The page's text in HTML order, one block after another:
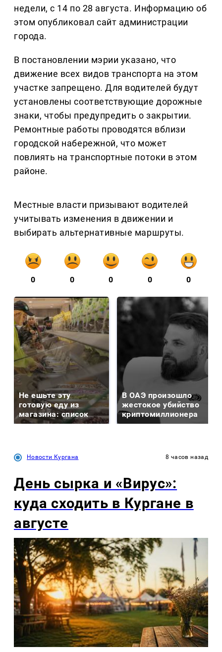
недели, с 14 по 28 августа. Информацию об
этом опубликовал сайт администрации
города.
В постановлении мэрии указано, что
движение всех видов транспорта на этом
участке запрещено. Для водителей будут
установлены соответствующие дорожные
знаки, чтобы предупредить о закрытии.
Ремонтные работы проводятся вблизи
городской набережной, что может
повлиять на транспортные потоки в этом
районе.
Местные власти призывают водителей
учитывать изменения в движении и
выбирать альтернативные маршруты.
0 0 0 0 0
Не ешьте эту
готовую еду из
магазина: список
В ОАЭ произошло
жестокое убийство
криптомиллионера
Новости Кургана 8 часов назад
День сырка и «Вирус»:
куда сходить в Кургане в
августе